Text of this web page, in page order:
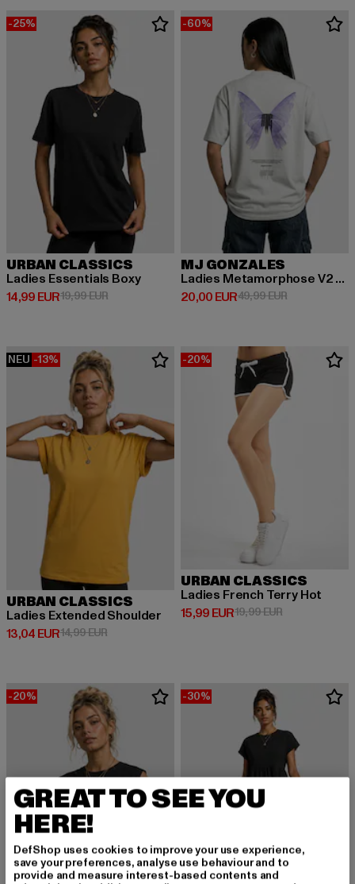
-25%
URBAN CLASSICS
Ladies Essentials Boxy
14,99 EUR
Derzeitiger Preis: 14,99 EUR
19,99 EURAktionspreis: 19,99 EUR
-60%
MJ GONZALES
Ladies Metamorphose V2 x Heavy Oversized
20,00 EUR
Derzeitiger Preis: 20,00 EUR
49,99 EURAktionspreis:
NEU -13%
URBAN CLASSICS
Ladies Extended Shoulder
13,04 EUR
Derzeitiger Preis: 13,04 EUR
14,99 EURAktionspreis: 14,99 EUR
-20%
URBAN CLASSICS
Ladies French Terry Hot
15,99 EUR
Derzeitiger Preis: 15,99 EUR
19,99 EURAktionspreis:
-20% -30%
GREAT TO SEE YOU
HERE!
DefShop uses cookies to improve your use experience,
save your preferences, analyse use behaviour and to
provide and measure interest-based contents and